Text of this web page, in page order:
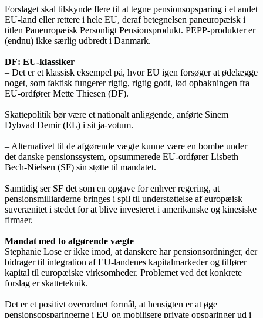
Forslaget skal tilskynde flere til at tegne pensionsopsparing i et andet
EU-land eller rettere i hele EU, deraf betegnelsen paneuropæisk i
titlen Paneuropæisk Personligt Pensionsprodukt. PEPP-produkter er
(endnu) ikke særlig udbredt i Danmark.
DF: EU-klassiker
– Det er et klassisk eksempel på, hvor EU igen forsøger at ødelægge
noget, som faktisk fungerer rigtig, rigtig godt, lød opbakningen fra
EU-ordfører Mette Thiesen (DF).
Skattepolitik bør være et nationalt anliggende, anførte Sinem
Dybvad Demir (EL) i sit ja-votum.
– Alternativet til de afgørende vægte kunne være en bombe under
det danske pensionssystem, opsummerede EU-ordfører Lisbeth
Bech-Nielsen (SF) sin støtte til mandatet.
Samtidig ser SF det som en opgave for enhver regering, at
pensionsmilliarderne bringes i spil til understøttelse af europæisk
suverænitet i stedet for at blive investeret i amerikanske og kinesiske
firmaer.
Mandat med to afgørende vægte
Stephanie Lose er ikke imod, at danskere har pensionsordninger, der
bidrager til integration af EU-landenes kapitalmarkeder og tilfører
kapital til europæiske virksomheder. Problemet ved det konkrete
forslag er skatteteknik.
Det er et positivt overordnet formål, at hensigten er at øge
pensionsopsparingerne i EU og mobilisere private opsparinger ud i